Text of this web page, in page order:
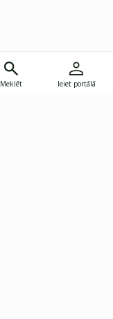
Meklēt Ieiet portālā